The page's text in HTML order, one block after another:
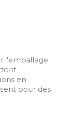
l'emballage.
en
pour des